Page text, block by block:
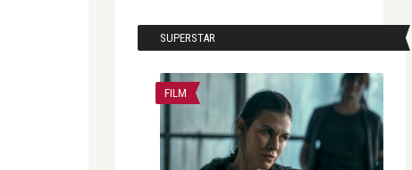
SUPERSTAR
FILM